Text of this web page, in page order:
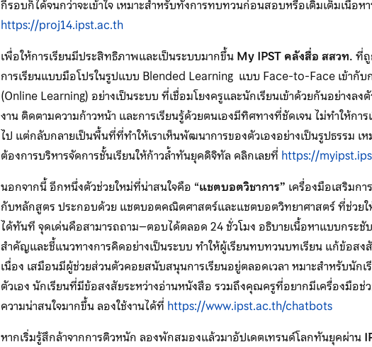
กี่รอบก็ได้จนกว่าจะเข้าใจ เหมาะสำหรับทั้งการทบทวนก่อนสอบหรือเติมเต็มเนื้อห
https://proj14.ipst.ac.th
เพื่อให้การเรียนมีประสิทธิภาพและเป็นระบบมากขึ้นMy IPST คลังสื่อ สสวท.ที่ถู
การเรียนแบบมือโปรในรูปแบบ Blended Learning แบบ Face-to-Face เข้ากับ
(Online Learning) อย่างเป็นระบบ ที่เชื่อมโยงครูและนักเรียนเข้าด้วยกันอย่างล
งาน ติดตามความก้าวหน้า และการเรียนรู้ด้วยตนเองมีทิศทางที่ชัดเจน ไม่ทำให้กา
ไป แต่กลับกลายเป็นพื้นที่ที่ทำให้เราเห็นพัฒนาการของตัวเองอย่างเป็นรูปธรรม เ
ต้องการบริหารจัดการชั้นเรียนให้ก้าวล้ำทันยุคดิจิทัล คลิกเลยที่ https://
นอกจากนี้ อีกหนึ่งตัวช่วยใหม่ที่น่าสนใจคือ “แชตบอตวิชาการ” เครื่องมือเสริมก
กับหลักสูตร ประกอบด้วย แชตบอตคณิตศาสตร์และแชตบอตวิทยาศาสตร์ ที่ช่วยให้
ได้ทันที จุดเด่นคือสามารถถาม–ตอบได้ตลอด 24 ชั่วโมง อธิบายเนื้อหาแบบกระชั
สำคัญและชี้แนวทางการคิดอย่างเป็นระบบ ทำให้ผู้เรียนทบทวนบทเรียน แก้ข้อสง
เนื่อง เสมือนมีผู้ช่วยส่วนตัวคอยสนับสนุนการเรียนอยู่ตลอดเวลา หมาะสำหรับนัก
ตัวเอง นักเรียนที่มีข้อสงสัยระหว่างอ่านหนังสือ รวมถึงคุณครูที่อยากมีเครื่องมือช่ว
ความน่าสนใจมากขึ้น ลองใช้งานได้ที่ https://www.ipst.ac.th/chatbots
หากเริ่มรู้สึกล้าจากการติวหนัก ลองพักสมองแล้วมาอัปเดตเทรนด์โลกทันยุคผ่าน